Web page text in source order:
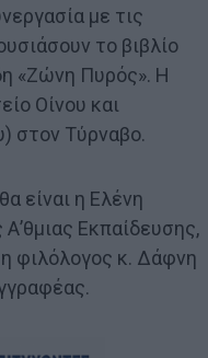
με τις
το βιβλίο
«Ζώνη Πυρός». Η
Οίνου και
στον Τύρναβο.
είναι η Ελένη
Εκπαίδευσης,
η φιλόλογος κ. Δάφνη